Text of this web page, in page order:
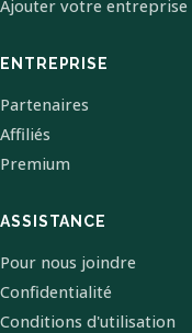
Ajouter votre entreprise
ENTREPRISE
Partenaires
Affiliés
Premium
ASSISTANCE
Pour nous joindre
Confidentialité
Conditions d'utilisation